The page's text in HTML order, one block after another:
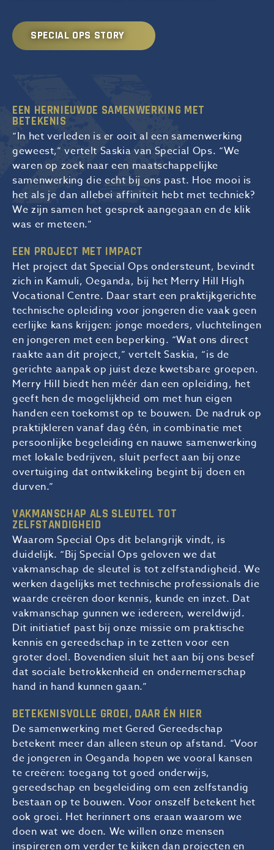
SPECIAL OPS STORY
EEN HERNIEUWDE SAMENWERKING MET
BETEKENIS
“In het verleden is er ooit al een samenwerking
geweest,” vertelt Saskia van Special Ops. “We
waren op zoek naar een maatschappelijke
samenwerking die echt bij ons past. Hoe mooi is
het als je dan allebei affiniteit hebt met techniek?
We zijn samen het gesprek aangegaan en de klik
was er meteen.”
EEN PROJECT MET IMPACT
Het project dat Special Ops ondersteunt, bevindt
zich in Kamuli, Oeganda, bij het Merry Hill High
Vocational Centre. Daar start een praktijkgerichte
technische opleiding voor jongeren die vaak geen
eerlijke kans krijgen: jonge moeders, vluchtelingen
en jongeren met een beperking. “Wat ons direct
raakte aan dit project,” vertelt Saskia, “is de
gerichte aanpak op juist deze kwetsbare groepen.
Merry Hill biedt hen méér dan een opleiding, het
geeft hen de mogelijkheid om met hun eigen
handen een toekomst op te bouwen. De nadruk op
praktijkleren vanaf dag één, in combinatie met
persoonlijke begeleiding en nauwe samenwerking
met lokale bedrijven, sluit perfect aan bij onze
overtuiging dat ontwikkeling begint bij doen en
durven.”
VAKMANSCHAP ALS SLEUTEL TOT
ZELFSTANDIGHEID
Waarom Special Ops dit belangrijk vindt, is
duidelijk. “Bij Special Ops geloven we dat
vakmanschap de sleutel is tot zelfstandigheid. We
werken dagelijks met technische professionals die
waarde creëren door kennis, kunde en inzet. Dat
vakmanschap gunnen we iedereen, wereldwijd.
Dit initiatief past bij onze missie om praktische
kennis en gereedschap in te zetten voor een
groter doel. Bovendien sluit het aan bij ons besef
dat sociale betrokkenheid en ondernemerschap
hand in hand kunnen gaan.”
BETEKENISVOLLE GROEI, DAAR ÉN HIER
De samenwerking met Gered Gereedschap
betekent meer dan alleen steun op afstand. “Voor
de jongeren in Oeganda hopen we vooral kansen
te creëren: toegang tot goed onderwijs,
gereedschap en begeleiding om een zelfstandig
bestaan op te bouwen. Voor onszelf betekent het
ook groei. Het herinnert ons eraan waarom we
doen wat we doen. We willen onze mensen
inspireren om verder te kijken dan projecten en